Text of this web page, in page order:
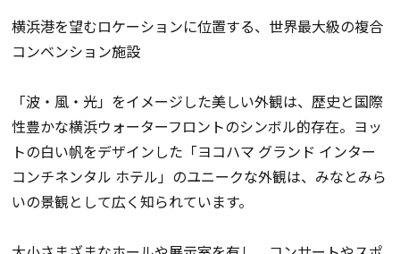
横浜港を望むロケーションに位置する、世界最大級の複合
コンベンション施設
「波・風・光」をイメージした美しい外観は、歴史と国際
性豊かな横浜ウォーターフロントのシンボル的存在。ヨッ
トの白い帆をデザインした「ヨコハマ グランド インター
コンチネンタル ホテル」のユニークな外観は、みなとみら
いの景観として広く知られています。